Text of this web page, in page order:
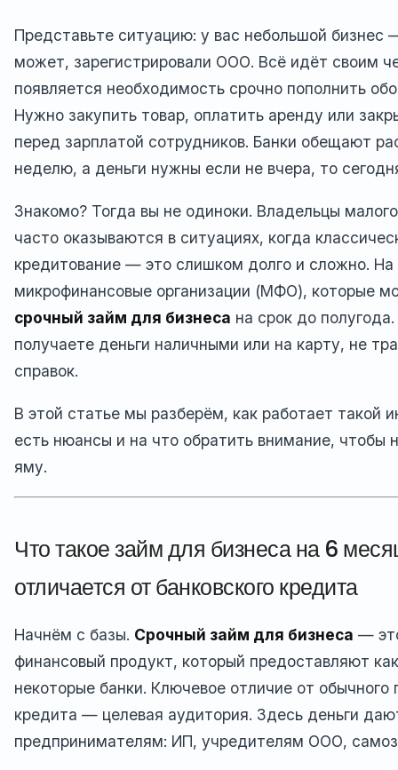
Представьте ситуацию: у вас небольшой
может, зарегистрировали ООО. Всё идёт своим
появляется необходимость срочно пополнить
Нужно закупить товар, оплатить аренду или
перед зарплатой сотрудников. Банки обещают
неделю, а деньги нужны если не вчера, то
Знакомо? Тогда вы не одиноки. Владельцы
часто оказываются в ситуациях, когда
кредитование — это слишком долго и сложно.
микрофинансовые организации (МФО), которые
срочный займ для бизнеса на срок до
получаете деньги наличными или на карту, не
справок.
В этой статье мы разберём, как работает такой
есть нюансы и на что обратить внимание, чтобы
яму.
Что такое займ для бизнеса на 6
отличается от банковского кредита
Начнём с базы. Срочный займ для бизнеса —
финансовый продукт, который предоставляют
некоторые банки. Ключевое отличие от обычного
кредита — целевая аудитория. Здесь деньги
предпринимателям: ИП, учредителям ООО,